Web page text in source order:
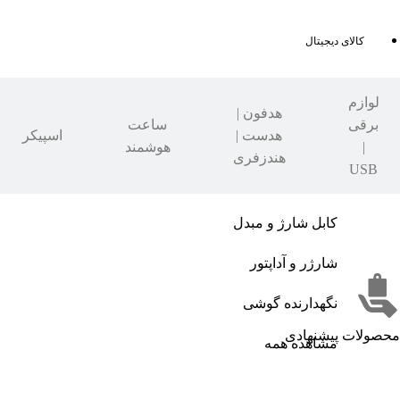
کالای دیجیتال
لوازم
برقی
|
USB
هدفون |
هدست |
هندزفری
ساعت
هوشمند
اسپیکر
کابل شارژ و مبدل
شارژر و آداپتور
نگهدارنده گوشی
مشاهده همه
محصولات پیشنهادی